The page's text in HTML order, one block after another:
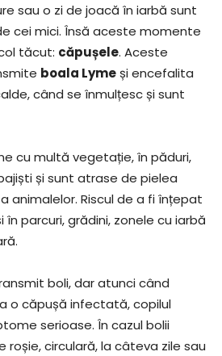
sau o zi de joacă în iarbă sunt
cei mici. Însă aceste momente
tăcut: căpușele. Aceste
boala Lymeși encefalita
când se înmulțesc și sunt
cu multă vegetație, în păduri,
și sunt atrase de pielea
animalelor. Riscul de a fi înțepat
parcuri, grădini, zonele cu iarbă
boli, dar atunci când
o căpușă infectată, copilul
serioase. În cazul bolii
roșie, circulară, la câteva zile sau